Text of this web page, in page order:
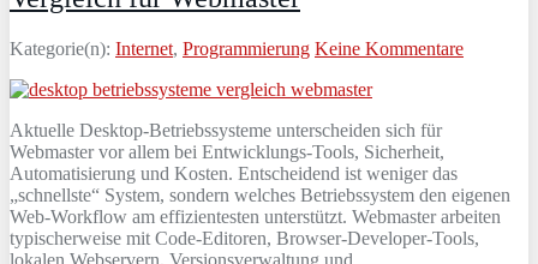
Kategorie(n): Internet, Programmierung Keine Kommentare
Aktuelle Desktop-Betriebssysteme unterscheiden sich für
Webmaster vor allem bei Entwicklungs-Tools, Sicherheit,
Automatisierung und Kosten. Entscheidend ist weniger das
„schnellste“ System, sondern welches Betriebssystem den eigenen
Web-Workflow am effizientesten unterstützt. Webmaster arbeiten
typischerweise mit Code-Editoren, Browser-Developer-Tools,